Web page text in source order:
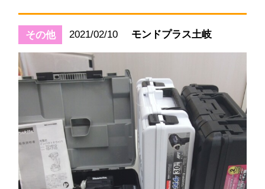
その他 2021/02/10 モンドプラス土岐